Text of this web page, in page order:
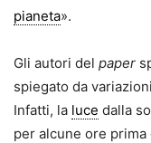
pianeta».
Gli autori del paper
spiegato da
Infatti, la luce dalla
per alcune ore